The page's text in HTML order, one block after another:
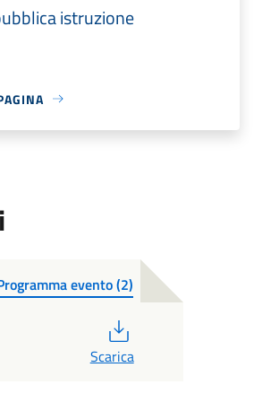
istruzione
evento (2)
Scarica